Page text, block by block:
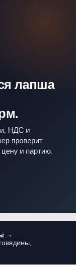
лапша
НДС и
проверит
цену и партию.
→